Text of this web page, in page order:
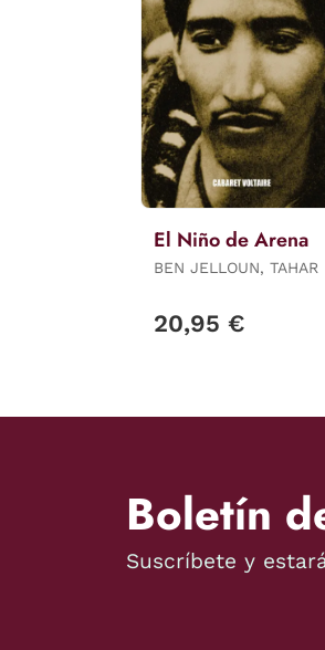
El Niño de Arena
BEN JELLOUN, TAHAR
20,95 €
Boletín
Suscríbete y